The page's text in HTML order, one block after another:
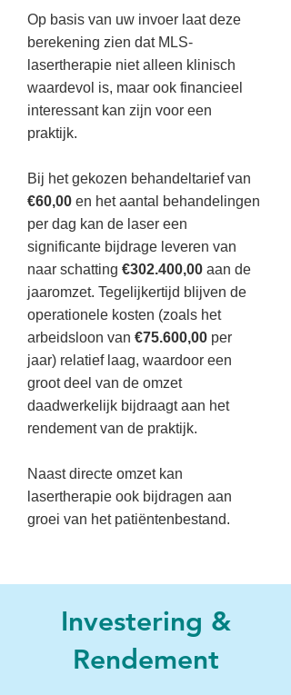
Op basis van uw invoer laat deze
berekening zien dat MLS-
lasertherapie niet alleen klinisch
waardevol is, maar ook financieel
interessant kan zijn voor een
praktijk.
Bij het gekozen behandeltarief van
€60,00 en het aantal behandelingen
per dag kan de laser een
significante bijdrage leveren van
naar schatting €302.400,00 aan de
jaaromzet. Tegelijkertijd blijven de
operationele kosten (zoals het
arbeidsloon van €75.600,00 per
jaar) relatief laag, waardoor een
groot deel van de omzet
daadwerkelijk bijdraagt aan het
rendement van de praktijk.
Naast directe omzet kan
lasertherapie ook bijdragen aan
groei van het patiëntenbestand.
Investering &
Rendement